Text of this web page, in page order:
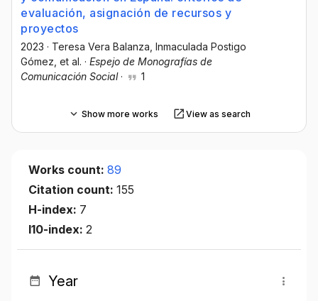
evaluación, asignación de recursos y
proyectos
2023 · Teresa Vera Balanza , Inmaculada Postigo
Gómez , et al. · Espejo de Monografías de
Comunicación Social· 1
Show more works View as search
Works count: 89
Citation count: 155
H-index: 7
I10-index: 2
Year